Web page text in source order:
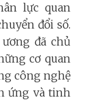
lực quan
đổi số.
đã chủ
cơ quan
công nghệ
ứng và tinh